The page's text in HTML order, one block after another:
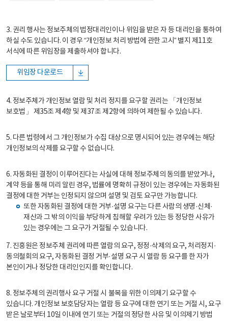
3. 권리 행사는 정보주체의 법정대리인이나 위임을 받은 자 등 대리인을 통하여
하실 수도 있습니다. 이 경우 “개인정보 처리 방법에 관한 고시” 별지 제11호
서식에 따른 위임장을 제출하셔야 합니다.
위임장 다운로드
4. 정보주체가 개인정보 열람 및 처리 정지를 요구할 권리는 「개인정보
보호법」 제35조 제4항 및 제37조 제2항에 의하여 제한될 수 있습니다.
5. 다른 법령에서 그 개인정보가 수집 대상으로 명시되어 있는 경우에는 해당
개인정보의 삭제를 요구할 수 없습니다.
6. 자동화된 결정이 이루어진다는 사실에 대해 정보주체의 동의를 받았거나,
계약 등을 통해 미리 알린 경우, 법률에 명확히 규정이 있는 경우에는 자동화된
결정에 대한 거부는 인정되지 않으며 설명 및 검토 요구만 가능합니다.
또한 자동화된 결정에 대한 거부·설명 요구는 다른 사람의 생명·신체·
재산과 그 밖의 이익을 부당하게 침해할 우려가 있는 등 정당한 사유가
있는 경우에는 그 요구가 거절될 수 있습니다.
7. 진흥원은 정보주체 권리에 따른 열람의 요구, 정정·삭제의 요구, 처리정지·
동의철회의 요구, 자동화된 결정 거부·설명 요구 시 열람 등 요구를 한 자가
본인이거나 정당한 대리인인지를 확인합니다.
8. 정보주체의 권리행사 요구 거절 시 불복을 위한 이의제기 요구할 수
있습니다. 개인정보 보호담당자는 열람 등 요구에 대한 연기 또는 거절 시, 요구
받은 날로부터 10일 이내에 연기 또는 거절의 정당한 사유 및 이의제기 방법